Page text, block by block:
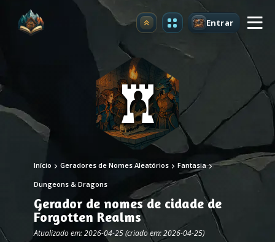
Atualizar Entrar
Início Geradores de Nomes Aleatórios Fantasia
Dungeons & Dragons
Gerador de nomes de cidade de
Forgotten Realms
Atualizado em: 2026-04-25 (criado em: 2026-04-25)